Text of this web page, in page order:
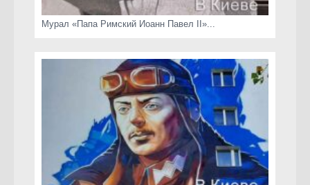
часы Киева
Мурал «Папа Римский Иоанн Павел II»...